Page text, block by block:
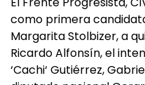
como primera
Margarita Stolbizer, a
Ricardo Alfonsín, el
‘Cachi‘ Gutiérrez,